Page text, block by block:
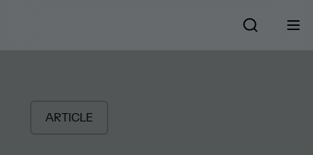
ARTICLE